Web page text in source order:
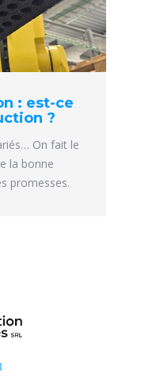
: est-ce
?
On fait le
la bonne
promesses.